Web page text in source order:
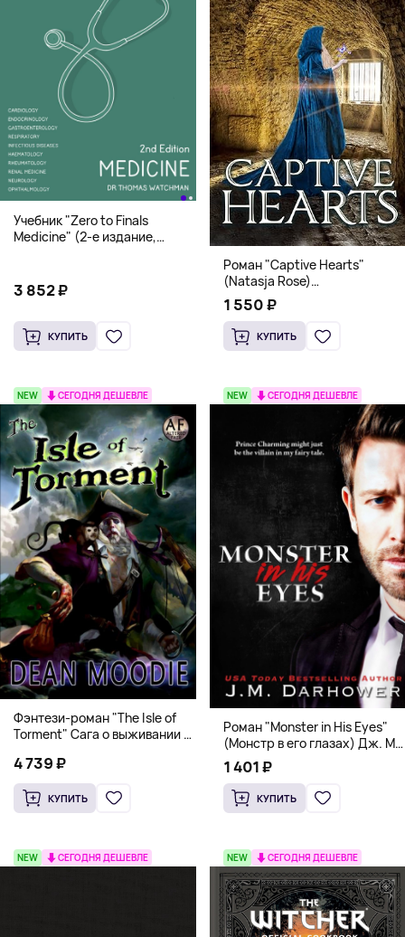
Учебник "Zero to Finals
Medicine" (2-е издание,
3 852 ₽
КУПИТЬ
Роман "Captive Hearts"
(Natasja Rose)
Романтическое фэнтези
1 550 ₽
КУПИТЬ
NEW СЕГОДНЯ ДЕШЕВЛЕ
Фэнтези-роман "The Isle of
Torment" Сага о выживании и
4 739 ₽
КУПИТЬ
NEW СЕГОДНЯ ДЕШЕВЛЕ
Роман "Monster in His Eyes"
(Монстр в его глазах) Дж. М.
Дарховер | Mafia Romance
18+
1 401 ₽
КУПИТЬ
NEW СЕГОДНЯ ДЕШЕВЛЕ NEW СЕГОДНЯ ДЕШЕВЛЕ